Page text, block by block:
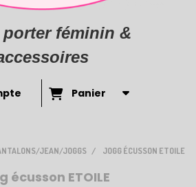
porter féminin &
Panier
JEAN/JOGGS JOGG ÉCUSSON ETOILE
écusson ETOILE